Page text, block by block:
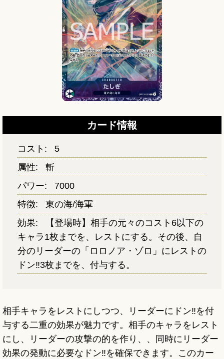
カード情報
コスト:
5
属性:
斬
パワー:
7000
特徴:
東の海/海軍
効果:
【登場時】相手の元々のコスト6以下の
キャラ1枚までを、レストにする。その後、自
分のリーダーの「ロロノア・ゾロ」にレストの
ドン‼3枚までを、付与する。
相手キャラをレストにしつつ、リーダーにドン‼を付
与する二重の効果が魅力です。相手のキャラをレスト
にし、リーダーの攻撃の的を作り、、同時にリーダー
効果の発動に必要なドン‼を確保できます。このカー